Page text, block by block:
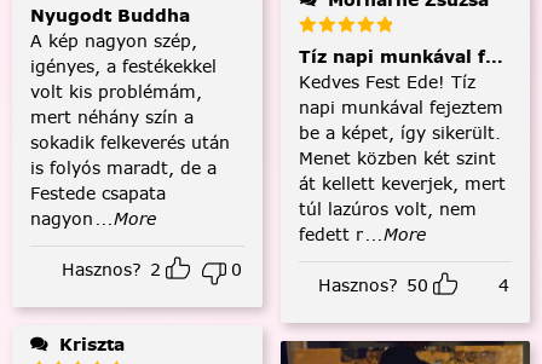
Nyugodt Buddha
A kép nagyon szép,
igényes, a festékekkel
volt kis problémám,
mert néhány szín a
sokadik felkeverés után
is folyós maradt, de a
Festede csapata
nagyon ...More
Hasznos? 2 0
Kriszta
Tíz napi munkával
Kedves Fest Ede! Tíz
napi munkával fejeztem
be a képet, így sikerült.
Menet közben két szint
át kellett keverjek, mert
túl lazúros volt, nem
fedett r...More
Hasznos? 50 4